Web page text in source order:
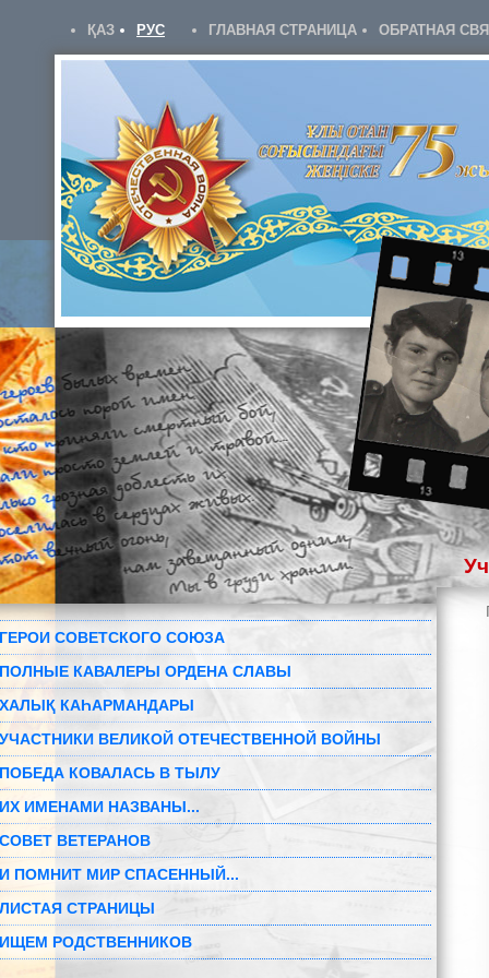
ҚАЗ РУС ГЛАВНАЯ СТРАНИЦА ОБРАТНАЯ
ГЕРОИ СОВЕТСКОГО СОЮЗА
ПОЛНЫЕ КАВАЛЕРЫ ОРДЕНА СЛАВЫ
ХАЛЫҚ КАҺАРМАНДАРЫ
УЧАСТНИКИ ВЕЛИКОЙ ОТЕЧЕСТВЕННОЙ ВОЙНЫ
ПОБЕДА КОВАЛАСЬ В ТЫЛУ
ИХ ИМЕНАМИ НАЗВАНЫ...
СОВЕТ ВЕТЕРАНОВ
И ПОМНИТ МИР СПАСЕННЫЙ...
ЛИСТАЯ СТРАНИЦЫ
ИЩЕМ РОДСТВЕННИКОВ